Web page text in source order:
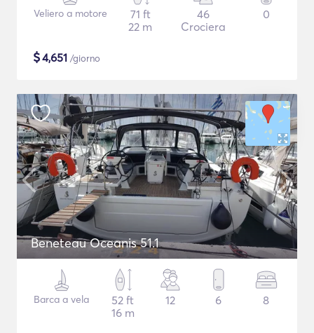
Veliero a motore
71 ft
22 m
46
Crociera
0
$4,651 /giorno
Beneteau Oceanis 51.1
Barca a vela
52 ft
16 m
12 6 8